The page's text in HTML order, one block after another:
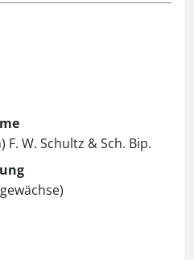
F. W. Schultz & Sch. Bip.